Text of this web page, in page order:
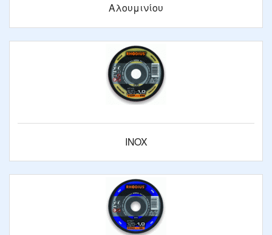
Αλουμινίου
INOX